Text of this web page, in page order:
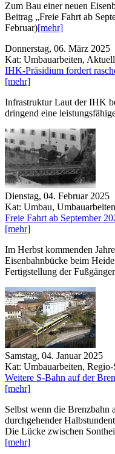
Zum Bau einer neuen
Beitrag „Freie Fahrt ab
Februar)[mehr]
Donnerstag, 06. März 2025
Kat: Umbauarbeiten,
IHK-Präsidium fordert
[mehr]
Infrastruktur Laut der IHK
dringend eine
Dienstag, 04. Februar 2025
Kat: Umbau, Umbauarbeiten
Freie Fahrt ab September
[mehr]
Im Herbst kommenden
Eisenbahnbücke beim
Fertigstellung der
Samstag, 04. Januar 2025
Kat: Umbauarbeiten,
Weitere S-Bahn auf der
[mehr]
Selbst wenn die Brenzbahn
durchgehender
Die Lücke zwischen
[mehr]